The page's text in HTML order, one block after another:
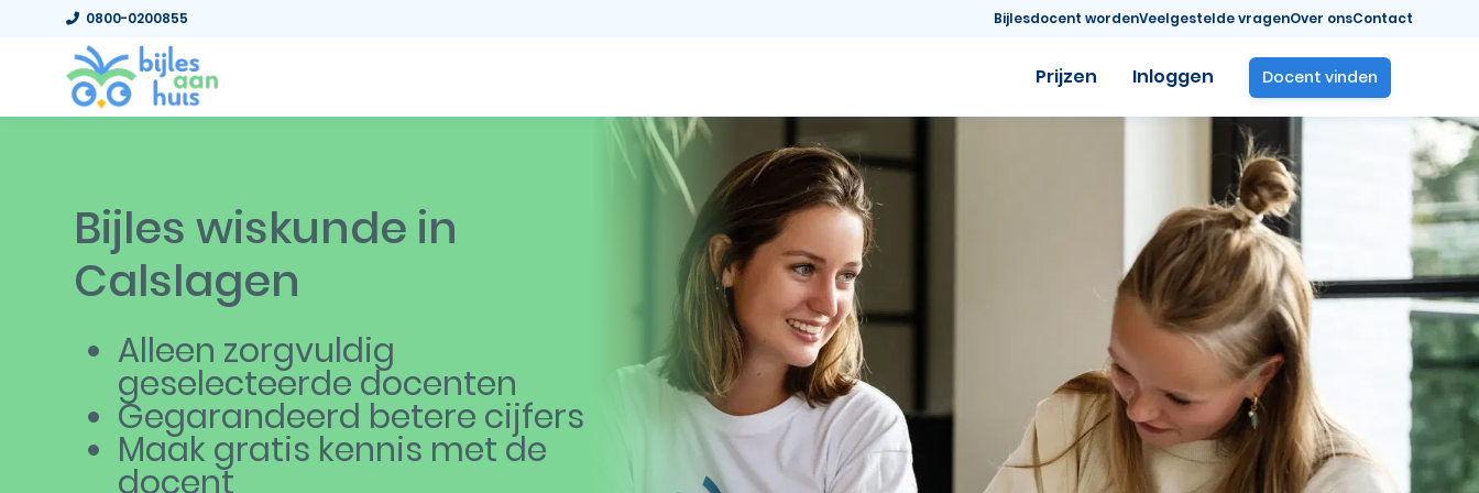
0800-0200855 Bijlesdocent wordenVeelgestelde vragenOver onsContact
Prijzen Inloggen Docent vinden
Bijles wiskunde in
Calslagen
Alleen zorgvuldig
geselecteerde docenten
Gegarandeerd betere cijfers
Maak gratis kennis met de
docent